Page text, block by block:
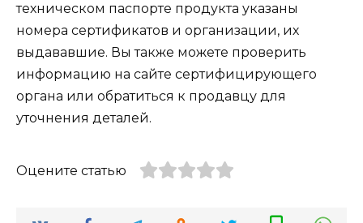
техническом паспорте продукта указаны
номера сертификатов и организации, их
выдававшие. Вы также можете проверить
информацию на сайте сертифицирующего
органа или обратиться к продавцу для
уточнения деталей.
Оцените статью